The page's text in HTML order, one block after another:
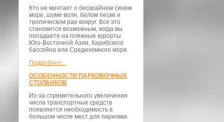
Кто не мечтает о бескрайнем синем
море, шуме волн, белом песке и
тропическом рае вокруг. Все это
становится возможным, когда вы
попадаете на пляжные курорты
Юго-Восточной Азии, Карибского
бассейна или Средиземного моря.
Подробнее...
ОСОБЕННОСТИ ПАРКОВОЧНЫХ
СТОЛБИКОВ
Из-за стремительного увеличения
числа транспортных средств
появляется необходимость в
большом числе мест для парковки.